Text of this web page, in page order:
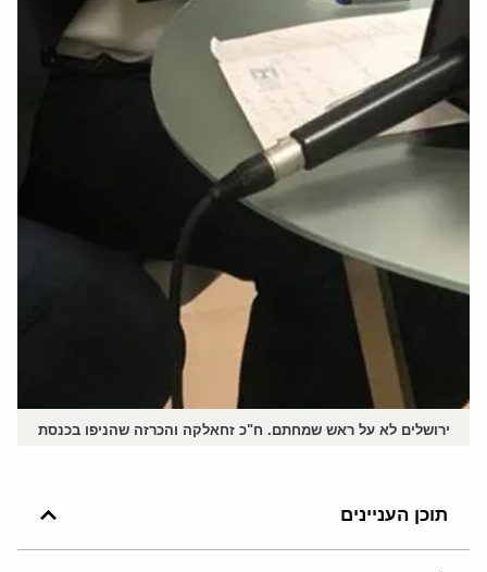
ירושלים לא על ראש שמחתם. ח"כ זחאלקה והכרזה שהניפו בכנסת
תוכן העניינים